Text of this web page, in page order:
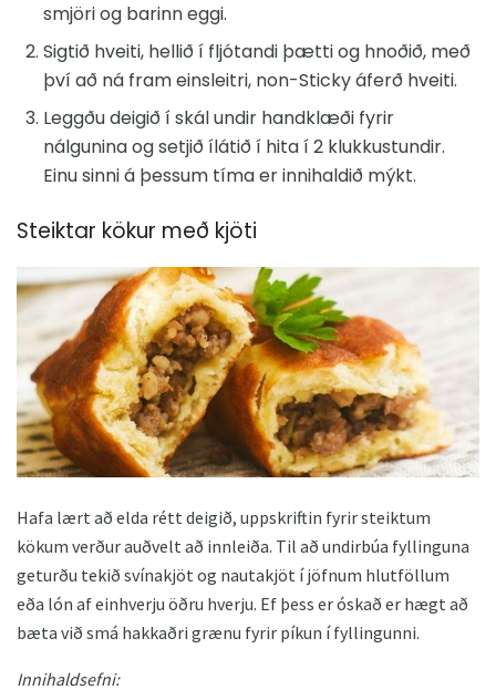
smjöri og barinn eggi.
Sigtið hveiti, hellið í fljótandi þætti og hnoðið, með
því að ná fram einsleitri, non-Sticky áferð hveiti.
Leggðu deigið í skál undir handklæði fyrir
nálgunina og setjið ílátið í hita í 2 klukkustundir.
Einu sinni á þessum tíma er innihaldið mýkt.
Steiktar kökur með kjöti
Hafa lært að elda rétt deigið, uppskriftin fyrir steiktum
kökum verður auðvelt að innleiða. Til að undirbúa fyllinguna
geturðu tekið svínakjöt og nautakjöt í jöfnum hlutföllum
eða lón af einhverju öðru hverju. Ef þess er óskað er hægt að
bæta við smá hakkaðri grænu fyrir píkun í fyllingunni.
Innihaldsefni: